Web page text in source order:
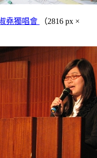
堯獨唱會
（2816 px ×